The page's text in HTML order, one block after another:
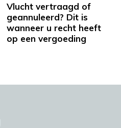
Vlucht vertraagd of
geannuleerd? Dit is
wanneer u recht heeft
op een vergoeding